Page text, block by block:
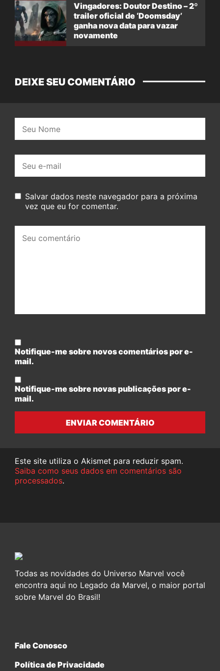
Vingadores: Doutor Destino – 2º
trailer oficial de ‘Doomsday’
ganha nova data para vazar
novamente
DEIXE SEU COMENTÁRIO
mail:
Salvar dados neste navegador para a próxima
vez que eu for comentar.
comentário:
Notifique-me sobre novos comentários por e-
mail.
Notifique-me sobre novas publicações por e-
mail.
ENVIAR COMENTÁRIO
Este site utiliza o Akismet para reduzir spam.
Saiba como seus dados em comentários são
processados.
Todas as novidades do Universo Marvel você
encontra aqui no Legado da Marvel, o maior portal
sobre Marvel do Brasil!
Fale Conosco
Política de Privacidade